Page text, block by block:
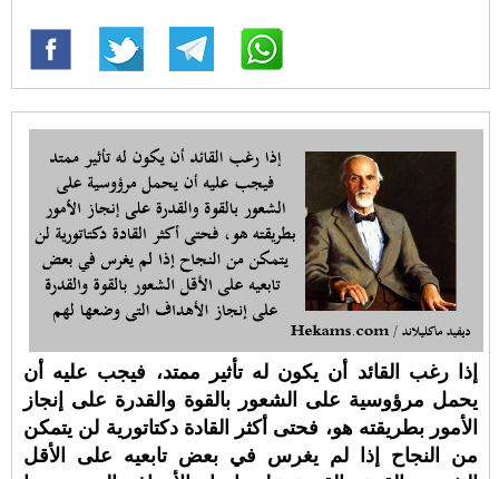
إذا رغب القائد أن يكون له تأثير ممتد، فيجب عليه أن
يحمل مرؤوسية على الشعور بالقوة والقدرة على إنجاز
الأمور بطريقته هو، فحتى أكثر القادة دكتاتورية لن يتمكن
من النجاح إذا لم يغرس في بعض تابعيه على الأقل